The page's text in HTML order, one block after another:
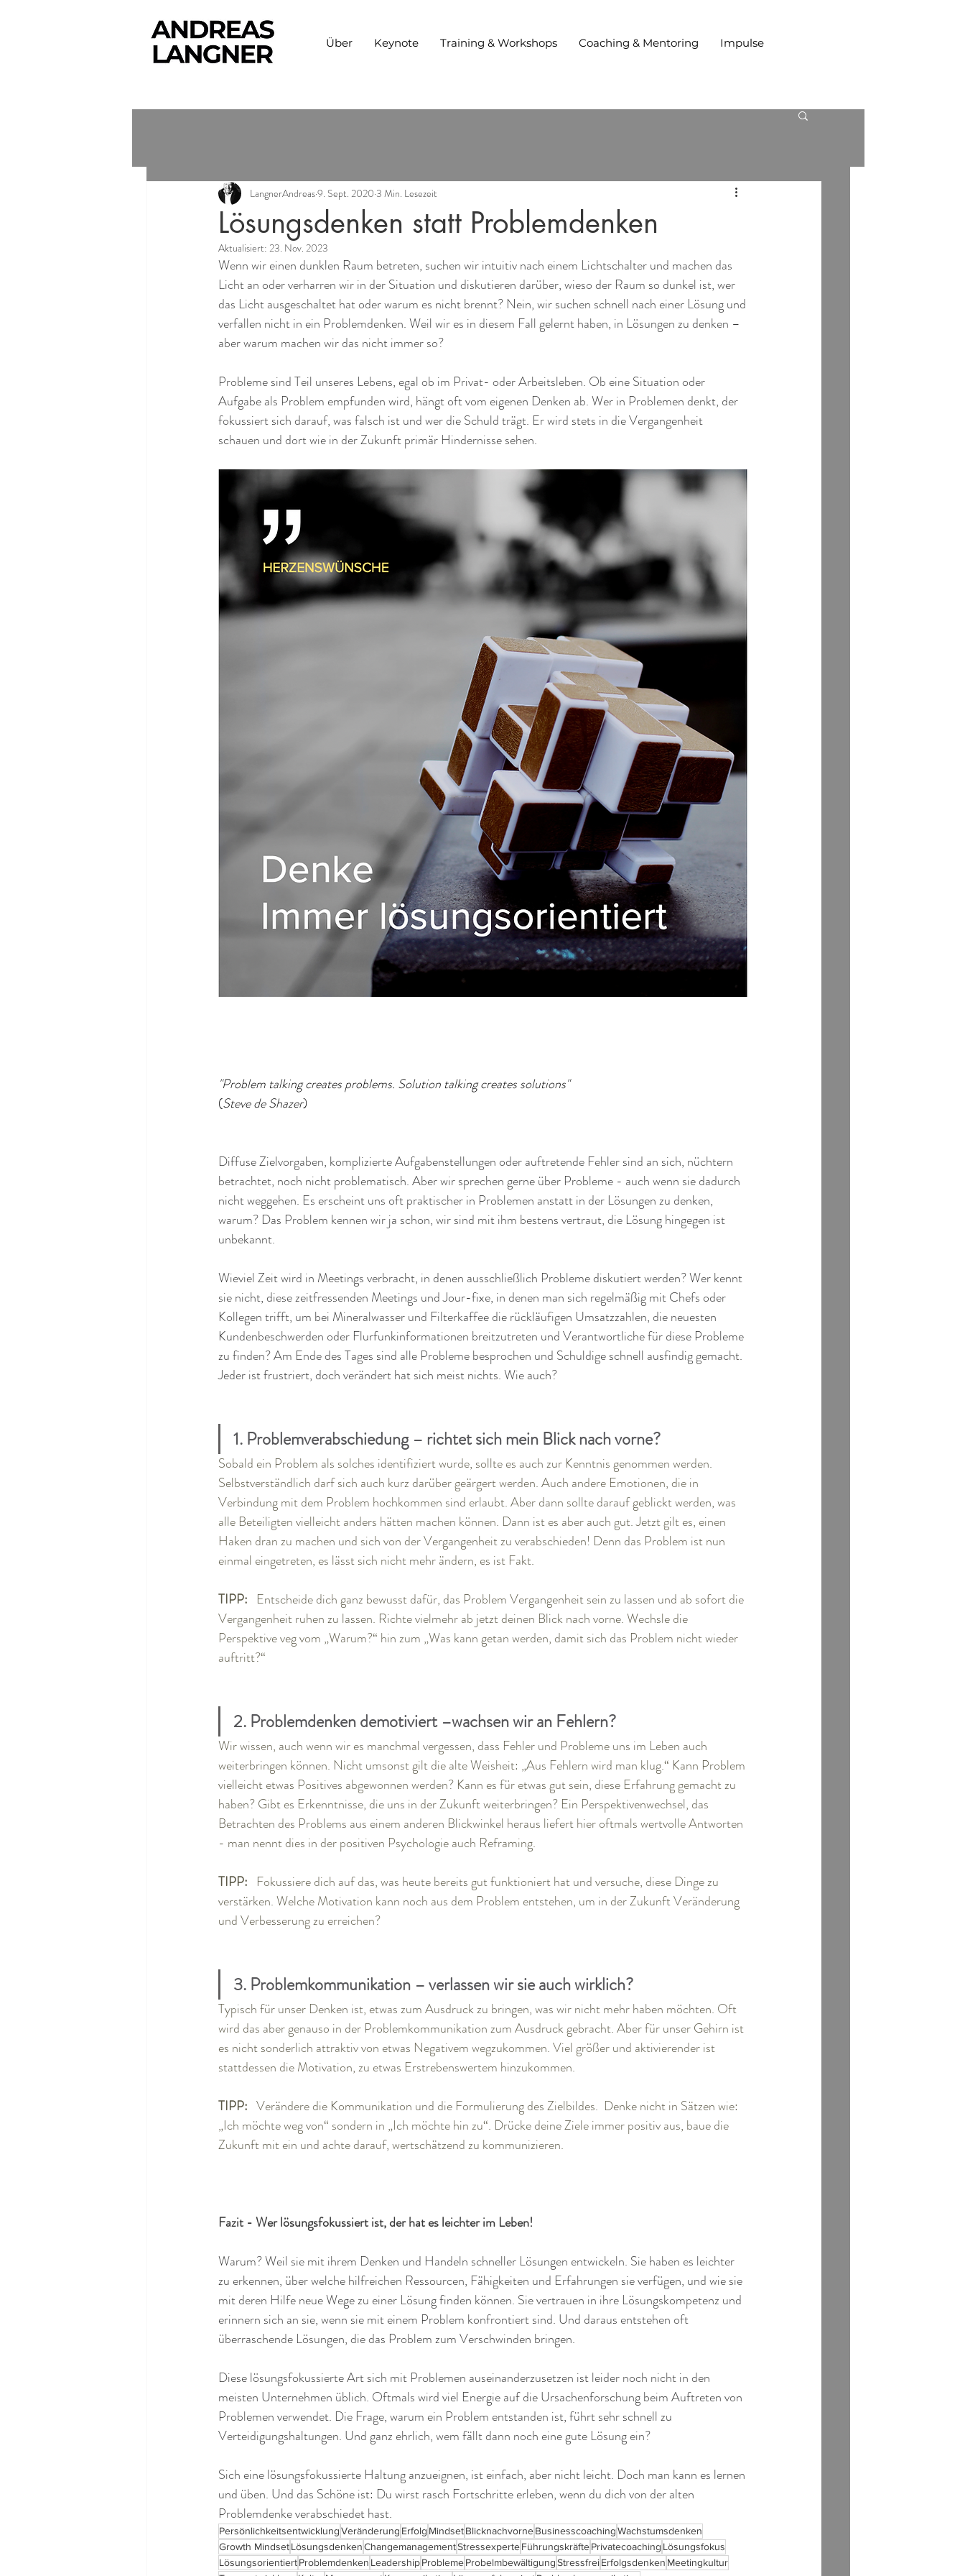
Über Keynote Training & Workshops Coaching & Mentoring Impulse
Lösungsdenken statt Problemdenken
LangnerAndreas9. Sept. 2020 3 Min. Lesezeit
Aktualisiert: 23. Nov. 2023
Wenn wir einen dunklen Raum betreten, suchen wir intuitiv nach einem Lichtschalter und machen das
Licht an oder verharren wir in der Situation und diskutieren darüber, wieso der Raum so dunkel ist, wer
das Licht ausgeschaltet hat oder warum es nicht brennt? Nein, wir suchen schnell nach einer Lösung und
verfallen nicht in ein Problemdenken. Weil wir es in diesem Fall gelernt haben, in Lösungen zu denken –
aber warum machen wir das nicht immer so?
Probleme sind Teil unseres Lebens, egal ob im Privat- oder Arbeitsleben. Ob eine Situation oder
Aufgabe als Problem empfunden wird, hängt oft vom eigenen Denken ab. Wer in Problemen denkt, der
fokussiert sich darauf, was falsch ist und wer die Schuld trägt. Er wird stets in die Vergangenheit
schauen und dort wie in der Zukunft primär Hindernisse sehen.
"Problem talking creates problems. Solution talking creates solutions"
(Steve de Shazer)
Diffuse Zielvorgaben, komplizierte Aufgabenstellungen oder auftretende Fehler sind an sich, nüchtern
betrachtet, noch nicht problematisch. Aber wir sprechen gerne über Probleme - auch wenn sie dadurch
nicht weggehen. Es erscheint uns oft praktischer in Problemen anstatt in der Lösungen zu denken,
warum? Das Problem kennen wir ja schon, wir sind mit ihm bestens vertraut, die Lösung hingegen ist
unbekannt.
Wieviel Zeit wird in Meetings verbracht, in denen ausschließlich Probleme diskutiert werden? Wer kennt
sie nicht, diese zeitfressenden Meetings und Jour-fixe, in denen man sich regelmäßig mit Chefs oder
Kollegen trifft, um bei Mineralwasser und Filterkaffee die rückläufigen Umsatzzahlen, die neuesten
Kundenbeschwerden oder Flurfunkinformationen breitzutreten und Verantwortliche für diese Probleme
zu finden? Am Ende des Tages sind alle Probleme besprochen und Schuldige schnell ausfindig gemacht.
Jeder ist frustriert, doch verändert hat sich meist nichts. Wie auch?
1. Problemverabschiedung – richtet sich mein Blick nach vorne?
Sobald ein Problem als solches identifiziert wurde, sollte es auch zur Kenntnis genommen werden.
Selbstverständlich darf sich auch kurz darüber geärgert werden. Auch andere Emotionen, die in
Verbindung mit dem Problem hochkommen sind erlaubt. Aber dann sollte darauf geblickt werden, was
alle Beteiligten vielleicht anders hätten machen können. Dann ist es aber auch gut. Jetzt gilt es, einen
Haken dran zu machen und sich von der Vergangenheit zu verabschieden! Denn das Problem ist nun
einmal eingetreten, es lässt sich nicht mehr ändern, es ist Fakt.
TIPP:
   Entscheide dich ganz bewusst dafür, das Problem Vergangenheit sein zu lassen und ab sofort die
Vergangenheit ruhen zu lassen. Richte vielmehr ab jetzt deinen Blick nach vorne. Wechsle die
Perspektive veg vom „Warum?“ hin zum „Was kann getan werden, damit sich das Problem nicht wieder
auftritt?“
2. Problemdenken demotiviert –wachsen wir an Fehlern?
Wir wissen, auch wenn wir es manchmal vergessen, dass Fehler und Probleme uns im Leben auch
weiterbringen können. Nicht umsonst gilt die alte Weisheit: „Aus Fehlern wird man klug.“ Kann Problem
vielleicht etwas Positives abgewonnen werden? Kann es für etwas gut sein, diese Erfahrung gemacht zu
haben? Gibt es Erkenntnisse, die uns in der Zukunft weiterbringen? Ein Perspektivenwechsel, das
Betrachten des Problems aus einem anderen Blickwinkel heraus liefert hier oftmals wertvolle Antworten
- man nennt dies in der positiven Psychologie auch Reframing.
TIPP:
   Fokussiere dich auf das, was heute bereits gut funktioniert hat und versuche, diese Dinge zu
verstärken. Welche Motivation kann noch aus dem Problem entstehen, um in der Zukunft Veränderung
und Verbesserung zu erreichen?
3. Problemkommunikation – verlassen wir sie auch wirklich?
Typisch für unser Denken ist, etwas zum Ausdruck zu bringen, was wir nicht mehr haben möchten. Oft
wird das aber genauso in der Problemkommunikation zum Ausdruck gebracht. Aber für unser Gehirn ist
es nicht sonderlich attraktiv von etwas Negativem wegzukommen. Viel größer und aktivierender ist
stattdessen die Motivation, zu etwas Erstrebenswertem hinzukommen.
TIPP: Verändere die Kommunikation und die Formulierung des Zielbildes.  Denke nicht in Sätzen wie:
„Ich möchte weg von“ sondern in „Ich möchte hin zu“. Drücke deine Ziele immer positiv aus, baue die
Zukunft mit ein und achte darauf, wertschätzend zu kommunizieren.
Fazit - Wer lösungsfokussiert ist, der hat es leichter im Leben!
Warum? Weil sie mit ihrem Denken und Handeln schneller Lösungen entwickeln. Sie haben es leichter
zu erkennen, über welche hilfreichen Ressourcen, Fähigkeiten und Erfahrungen sie verfügen, und wie sie
mit deren Hilfe neue Wege zu einer Lösung finden können. Sie vertrauen in ihre Lösungskompetenz und
erinnern sich an sie, wenn sie mit einem Problem konfrontiert sind. Und daraus entstehen oft
überraschende Lösungen, die das Problem zum Verschwinden bringen.
Diese lösungsfokussierte Art sich mit Problemen auseinanderzusetzen ist leider noch nicht in den
meisten Unternehmen üblich. Oftmals wird viel Energie auf die Ursachenforschung beim Auftreten von
Problemen verwendet. Die Frage, warum ein Problem entstanden ist, führt sehr schnell zu
Verteidigungshaltungen. Und ganz ehrlich, wem fällt dann noch eine gute Lösung ein?
Sich eine lösungsfokussierte Haltung anzueignen, ist einfach, aber nicht leicht. Doch man kann es lernen
und üben. Und das Schöne ist: Du wirst rasch Fortschritte erleben, wenn du dich von der alten
Problemdenke verabschiedet hast.
PersönlichkeitsentwicklungVeränderung Erfolg MindsetBlicknachvorneBusinesscoachingWachstumsdenken
Growth MindsetLösungsdenkenChangemanagementStressexperteFührungskräftePrivatecoaching Lösungsfokus
LösungsorientiertProblemdenken LeadershipProblemeProbelmbewältigungStressfreiErfolgsdenken Meetingkultur